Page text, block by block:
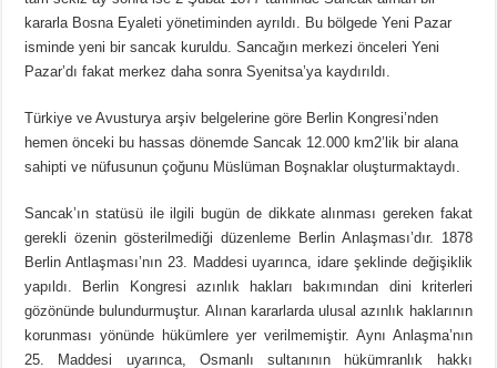
kararla Bosna Eyaleti yönetiminden ayrıldı. Bu bölgede Yeni Pazar
isminde yeni bir sancak kuruldu. Sancağın merkezi önceleri Yeni
Pazar’dı fakat merkez daha sonra Syenitsa’ya kaydırıldı.
Türkiye ve Avusturya arşiv belgelerine göre Berlin Kongresi’nden
hemen önceki bu hassas dönemde Sancak 12.000 km2’lik bir alana
sahipti ve nüfusunun çoğunu Müslüman Boşnaklar oluşturmaktaydı.
Sancak’ın statüsü ile ilgili bugün de dikkate alınması gereken fakat
gerekli özenin gösterilmediği düzenleme Berlin Anlaşması’dır. 1878
Berlin Antlaşması’nın 23. Maddesi uyarınca, idare şeklinde değişiklik
yapıldı. Berlin Kongresi azınlık hakları bakımından dini kriterleri
gözönünde bulundurmuştur. Alınan kararlarda ulusal azınlık haklarının
korunması yönünde hükümlere yer verilmemiştir. Aynı Anlaşma’nın
25. Maddesi uyarınca, Osmanlı sultanının hükümranlık hakkı